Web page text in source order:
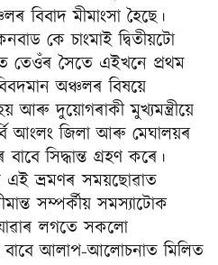
বিবাদ মীমাংসা হৈছে।
কে চাংমাই দ্বিতীয়টো
তেওঁৰ সৈতে এইখনে প্রথম
অঞ্চলৰ বিষয়ে
আৰু দুয়োগৰাকী মুখ্যমন্ত্ৰীয়ে
আংলং জিলা আৰু মেঘালয়ৰ
সিদ্ধান্ত গ্ৰহণ কৰে।
এই ভ্ৰমণৰ সময়ছোৱাত
সম্পৰ্কীয় সমস্যাটোক
লগতে সকলো
বাবে আলাপ-আলোচনাত মিলিত